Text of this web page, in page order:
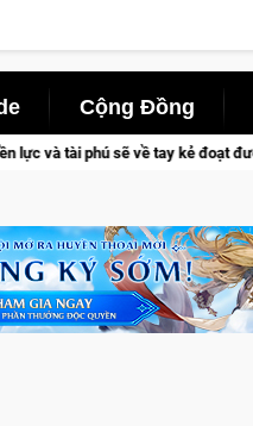
Cộng Đồng
Vương Quyền thành Kent sắp tới!